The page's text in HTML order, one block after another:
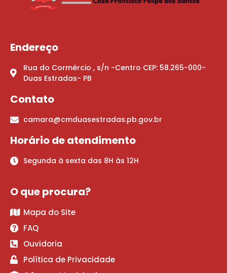
Endereço
Rua do Cormércio , s/n -Centro CEP: 58.265-000-
Duas Estradas- PB
Contato
camara@cmduasestradas.pb.gov.br
Horário de atendimento
Segunda à sexta das 8H às 12H
O que procura?
Mapa do Site
FAQ
Ouvidoria
Política de Privacidade